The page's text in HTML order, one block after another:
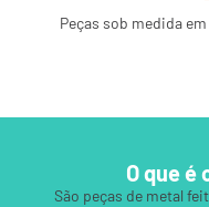
Peças sob medida
O que é
São peças de metal